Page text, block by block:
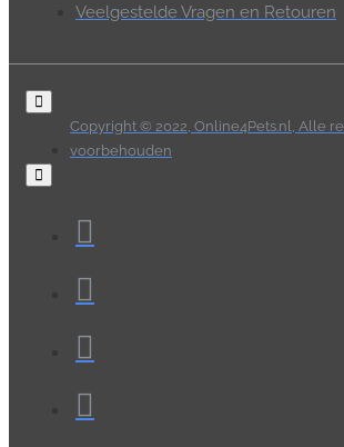
Veelgestelde Vragen en Retouren
Copyright © 2022, Online4Pets.nl, Alle
voorbehouden